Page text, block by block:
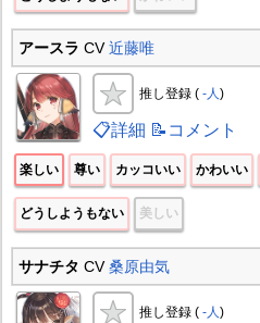
アースラ CV近藤唯
推し登録 ( -人)
📋詳細 📝コメント
楽しい 尊い カッコいい かわいい
どうしようもない 美しい
サナチタ CV桑原由気
推し登録 ( -人)